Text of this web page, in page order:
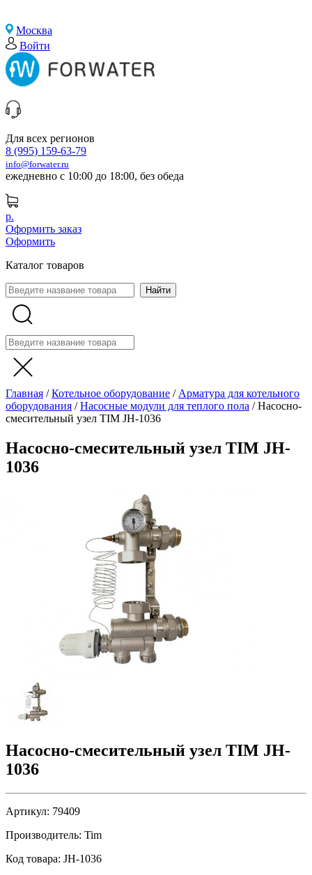
Москва
Войти
Для всех регионов
8 (995) 159-63-79
info@forwater.ru
ежедневно с 10:00 до 18:00, без обеда
р.
Оформить заказ
Оформить
Каталог товаров
Главная /Котельное оборудование / Арматура для котельного
оборудования /Насосные модули для теплого пола /Насосно-
смесительный узел TIM JH-1036
Насосно-смесительный узел TIM JH-
1036
Насосно-смесительный узел TIM JH-
1036
Артикул: 79409
Производитель: Tim
Код товара: JH-1036